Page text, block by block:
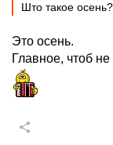
Што такое осень?
Это осень.
Главное, чтоб